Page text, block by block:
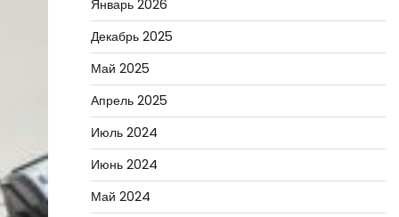
Январь 2026
Декабрь 2025
Май 2025
Апрель 2025
Июль 2024
Июнь 2024
Май 2024